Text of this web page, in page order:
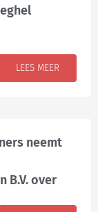
LEES MEER
neemt
B.V. over